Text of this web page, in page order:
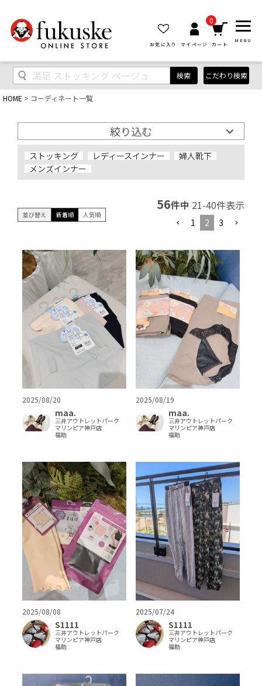
お気に入り マイページ
0
カート
MENU
検索 こだわり検索
HOME コーディネート一覧
絞り込む
ストッキング レディースインナー
婦人靴下
メンズインナー
並び替え 新着順 人気順
56件中 21-40件表示
1 2 3
2025/08/20
maa.
三井アウトレットパーク
マリンピア神戸店
福助
2025/08/19
maa.
三井アウトレットパーク
マリンピア神戸店
福助
2025/08/08
S1111
三井アウトレットパーク
マリンピア神戸店
福助
2025/07/24
S1111
三井アウトレットパーク
マリンピア神戸店
福助